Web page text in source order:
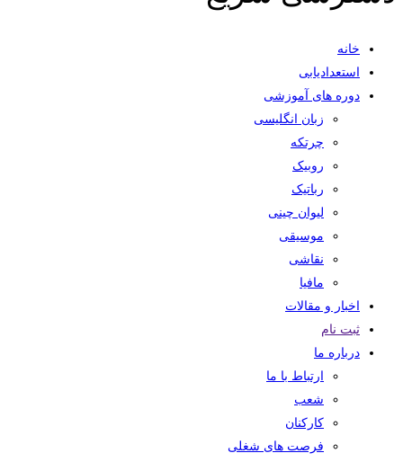
خانه
استعدادیابی
دوره های آموزشی
زبان انگلیسی
چرتکه
روبیک
رباتیک
لیوان چینی
موسیقی
نقاشی
مافیا
اخبار و مقالات
ثبت نام
درباره ما
ارتباط با ما
شعب
کارکنان
فرصت های شغلی